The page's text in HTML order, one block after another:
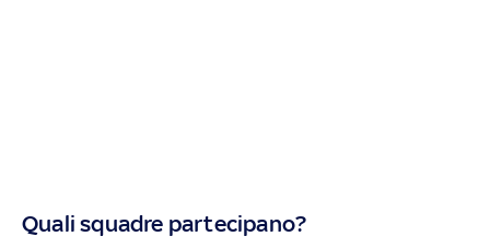
Quali squadre partecipano?